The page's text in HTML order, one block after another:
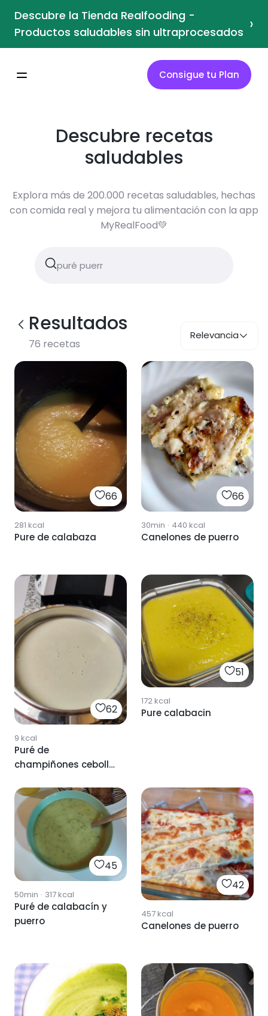
Descubre la Tienda Realfooding -
Productos saludables sin ultraprocesados ›
Consigue tu Plan
Descubre recetas
saludables
Explora más de 200.000 recetas saludables, hechas
con comida real y mejora tu alimentación con la app
MyRealFood💚
Resultados
76 recetas
Relevancia
66
281 kcal
Pure de calabaza
66
30min · 440 kcal
Canelones de puerro
62
9 kcal
Puré de
champiñones cebolla
thermomix
51
172kcal
Pure calabacin
45
50min · 317kcal
Puré de calabacín y
puerro
42
457kcal
Canelones de puerro